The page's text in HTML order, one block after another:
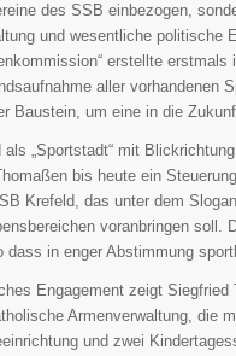
des SSB einbezogen,
und wesentliche politische
erstellte
aller vorhandenen
Baustein, um eine in die
als „Sportstadt“ mit
bis heute ein
Krefeld, das unter dem
voranbringen soll.
dass in enger Abstimmung
Engagement zeigt
Armenverwaltung, die
und zwei